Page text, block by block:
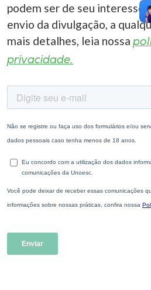
podem ser de seu interesse.
envio da divulgação, a
mais detalhes, leia nossa
privacidade.